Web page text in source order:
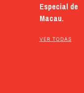
Especial de
Macau.
VER TODAS